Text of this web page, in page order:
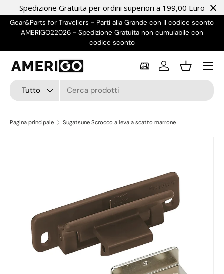
Spedizione Gratuita per ordini superiori a 199,00 Euro
Passa ai contenuti
Gear&Parts for Travellers - Parti alla Grande con il codice sconto
AMERIGO22026 - Spedizione Gratuita non cumulabile con
codice sconto
Cerca
Tipo prodotto
Tutto
AccediCestino
Menu
Pagina principale Sugatsune Scrocco a leva a scatto marrone